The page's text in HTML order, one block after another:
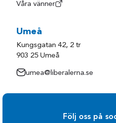
Våra vänner
Umeå
Kungsgatan 42, 2 tr
903 25 Umeå
umea@liberalerna.se
Följ oss på